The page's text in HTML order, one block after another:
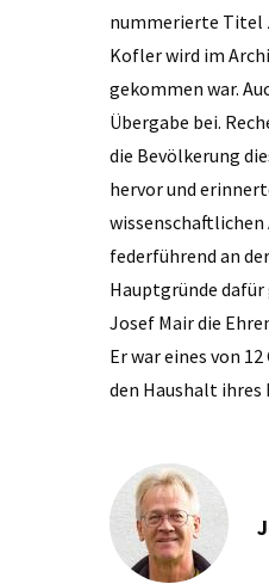
nummerierte Titel
Kofler wird im
gekommen war.
Übergabe bei.
die Bevölkerung
hervor und
federführend an
Hauptgründe dafür
Josef Mair die
Er war eines von
den Haushalt